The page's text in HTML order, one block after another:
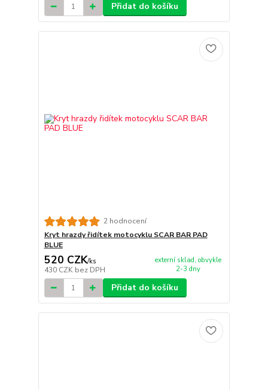
Přidat do košíku
2 hodnocení
Kryt hrazdy řidítek motocyklu SCAR BAR PAD
BLUE
520 CZK/ks
430 CZK bez DPH
externí sklad, obvykle
2-3 dny
Přidat do košíku